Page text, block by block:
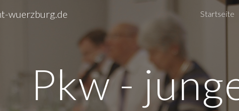
wuerzburg.de Startseite
Pkw -